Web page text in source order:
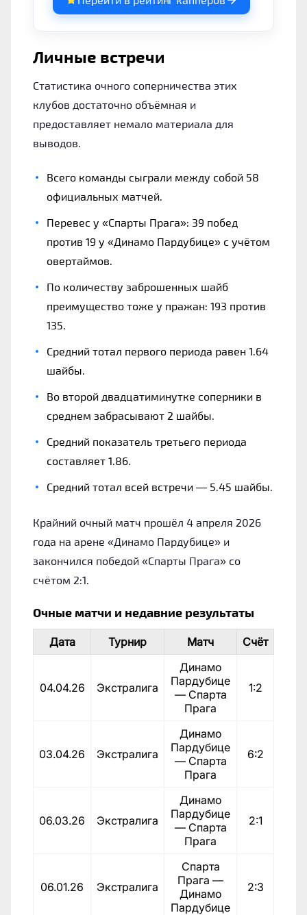
Личные встречи
Статистика очного соперничества этих
клубов достаточно объёмная и
предоставляет немало материала для
выводов.
Всего команды сыграли между собой 58
официальных матчей.
Перевес у «Спарты Прага»: 39 побед
против 19 у «Динамо Пардубице» с учётом
овертаймов.
По количеству заброшенных шайб
преимущество тоже у пражан: 193 против
135.
Средний тотал первого периода равен 1.64
шайбы.
Во второй двадцатиминутке соперники в
среднем забрасывают 2 шайбы.
Средний показатель третьего периода
составляет 1.86.
Средний тотал всей встречи — 5.45 шайбы.
Крайний очный матч прошёл 4 апреля 2026
года на арене «Динамо Пардубице» и
закончился победой «Спарты Прага» со
счётом 2:1.
Очные матчи и недавние результаты
Дата Турнир Матч Счёт
04.04.26 Экстралига
Динамо
Пардубице
— Спарта
Прага
1:2
03.04.26 Экстралига
Динамо
Пардубице
— Спарта
Прага
6:2
06.03.26 Экстралига
Динамо
Пардубице
— Спарта
Прага
2:1
06.01.26 Экстралига
Спарта
Прага —
Динамо
Пардубице
2:3